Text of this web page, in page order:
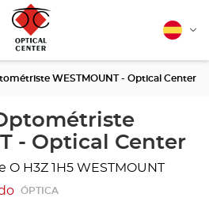
Español
WESTMOUNT - Optical Center
- Optical Center
O H3Z 1H5 WESTMOUNT
ÓPTICA